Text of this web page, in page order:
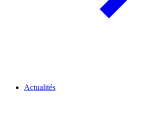
Actualités